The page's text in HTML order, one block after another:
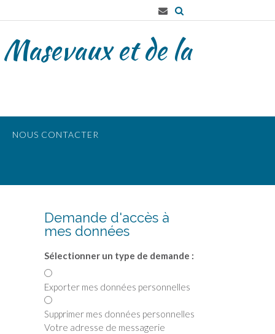
et de la
NOUS CONTACTER
Demande d'accès à
mes données
Sélectionner un type de demande :
Exporter mes données personnelles
Supprimer mes données personnelles
Votre adresse de messagerie